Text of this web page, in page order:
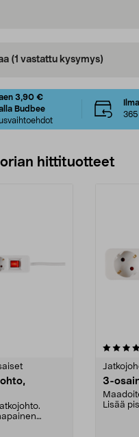
(1 vastattu kysymys)
3,90 €
Budbee
365
hittituotteet
3-
Lisää